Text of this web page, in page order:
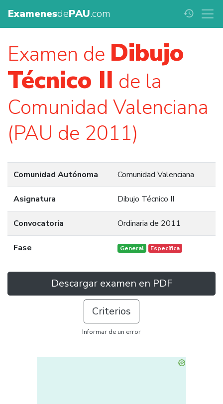
ExamenesdePAU.com history
Examen de Dibujo
Técnico II de la
Comunidad Valenciana
(PAU de 2011)
Comunidad Autónoma Comunidad Valenciana
Asignatura Dibujo Técnico II
Convocatoria Ordinaria de 2011
Fase General Específica
Descargar examen en PDF
Criterios
Informar de un error